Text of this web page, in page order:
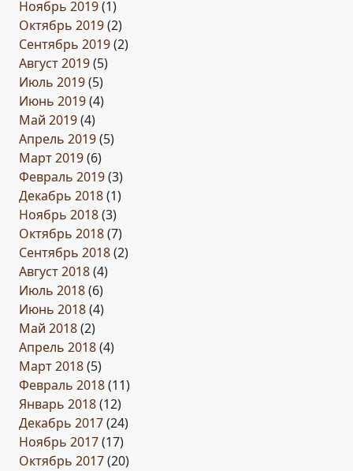
Ноябрь 2019(1)
Октябрь 2019(2)
Сентябрь 2019(2)
Август 2019(5)
Июль 2019(5)
Июнь 2019(4)
Май 2019(4)
Апрель 2019(5)
Март 2019(6)
Февраль 2019(3)
Декабрь 2018(1)
Ноябрь 2018(3)
Октябрь 2018(7)
Сентябрь 2018(2)
Август 2018(4)
Июль 2018(6)
Июнь 2018(4)
Май 2018(2)
Апрель 2018(4)
Март 2018(5)
Февраль 2018(11)
Январь 2018(12)
Декабрь 2017(24)
Ноябрь 2017(17)
Октябрь 2017(20)